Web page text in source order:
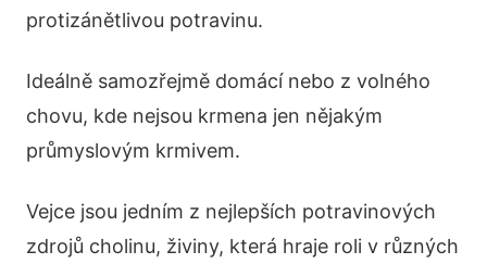
protizánětlivou potravinu.
Ideálně samozřejmě domácí nebo z volného
chovu, kde nejsou krmena jen nějakým
průmyslovým krmivem.
Vejce jsou jedním z nejlepších potravinových
zdrojů cholinu, živiny, která hraje roli v různých